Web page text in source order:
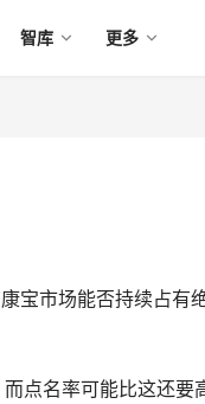
智库 更多
宝市场能否持续占有
名率可能比这还要